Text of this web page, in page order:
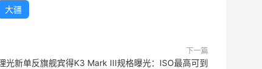
大疆
下一篇
光新单反旗舰宾得K3 Mark III规格曝光：ISO最高可到